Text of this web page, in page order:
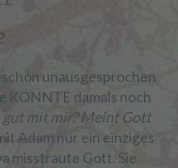
unausgesprochen
KONNTE damals noch
gut mit mir? Meint Gott
Adam nur ein einziges
misstraute Gott. Sie